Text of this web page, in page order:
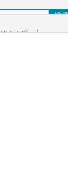
毕业办理 |